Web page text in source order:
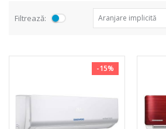
Filtrează:
-15%